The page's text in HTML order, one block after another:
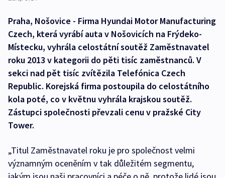
Praha, Nošovice - Firma Hyundai Motor Manufacturing
Czech, která vyrábí auta v Nošovicích na Frýdeko-
Místecku, vyhrála celostátní soutěž Zaměstnavatel
roku 2013 v kategorii do pěti tisíc zaměstnanců. V
sekci nad pět tisíc zvítězila Telefónica Czech
Republic. Korejská firma postoupila do celostátního
kola poté, co v květnu vyhrála krajskou soutěž.
Zástupci společnosti převzali cenu v pražské City
Tower.
„Titul Zaměstnavatel roku je pro společnost velmi
významným oceněním v tak důležitém segmentu,